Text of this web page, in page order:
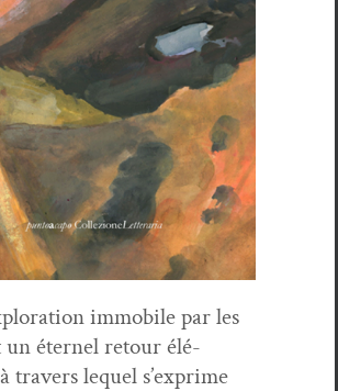
immo­bile par les
un éter­nel retour élé­
tra­vers lequel s’ex­prime